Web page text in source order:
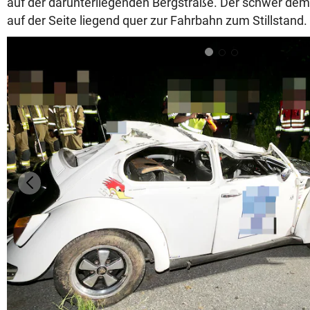
auf der Seite liegend quer zur Fahrbahn zum Stillstand.